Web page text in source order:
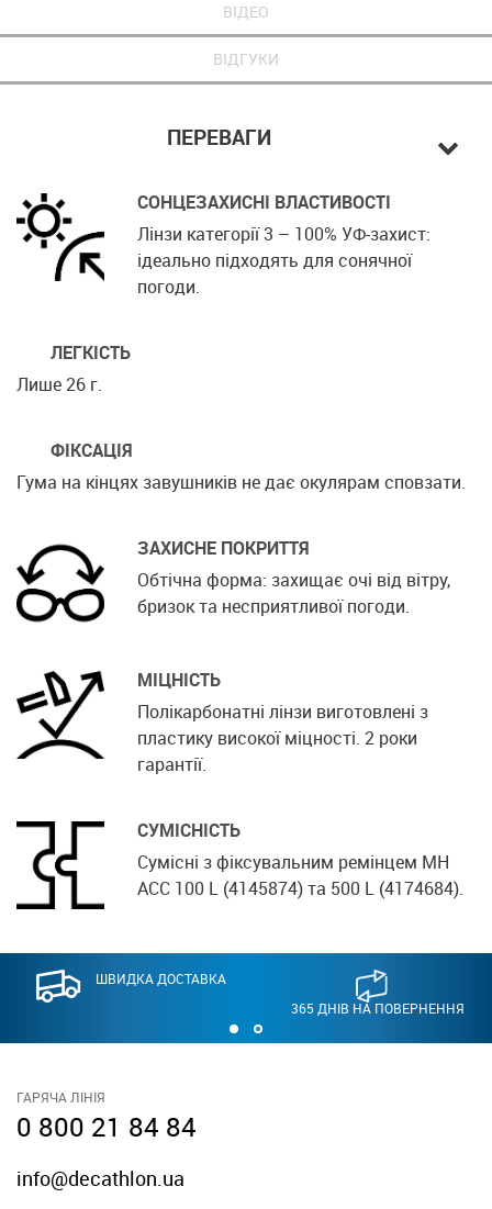
ВІДЕО
ВІДГУКИ
ПЕРЕВАГИ
СОНЦЕЗАХИСНІ ВЛАСТИВОСТІ
Лінзи категорії 3 – 100% УФ-захист:
ідеально підходять для сонячної
погоди.
ЛЕГКІСТЬ
Лише 26 г.
ФІКСАЦІЯ
Гума на кінцях завушників не дає окулярам сповзати.
ЗАХИСНЕ ПОКРИТТЯ
Обтічна форма: захищає очі від вітру,
бризок та несприятливої погоди.
МІЦНІСТЬ
Полікарбонатні лінзи виготовлені з
пластику високої міцності. 2 роки
гарантії.
СУМІСНІСТЬ
Сумісні з фіксувальним ремінцем MH
ACC 100 L (4145874) та 500 L (4174684).
ШВИДКА ДОСТАВКА
365 ДНІВ НА ПОВЕРНЕННЯ
ГАРЯЧА ЛІНІЯ
0 800 21 84 84
info@decathlon.ua